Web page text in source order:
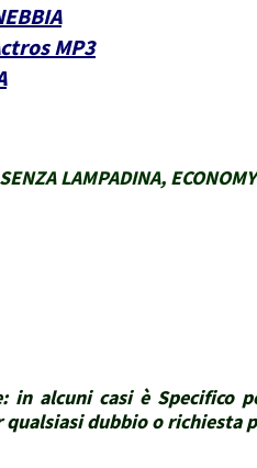
MP3
LAMPADINA,
in alcuni casi è
dubbio o richiesta